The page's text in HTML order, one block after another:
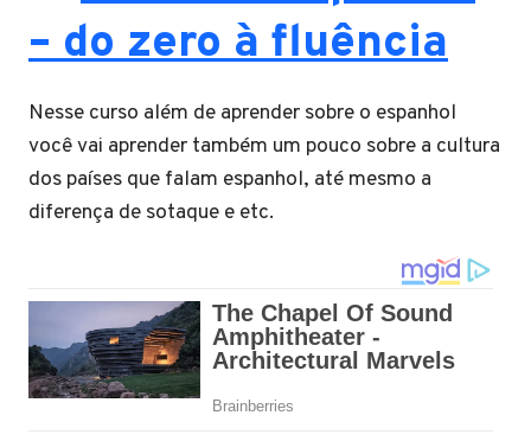
– do zero à fluência
Nesse curso além de aprender sobre o espanhol
você vai aprender também um pouco sobre a cultura
dos países que falam espanhol, até mesmo a
diferença de sotaque e etc.